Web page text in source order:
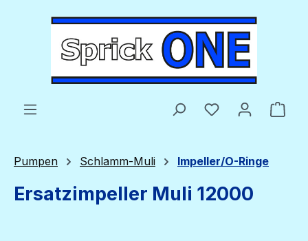
Zum Hauptinhalt springen
Du hast 0
Pumpen Schlamm-Muli Impeller/O-Ringe
Ersatzimpeller Muli 12000